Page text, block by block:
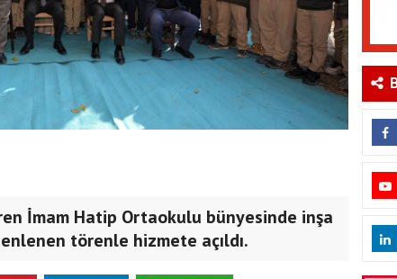
İmam Hatip Ortaokulu bünyesinde inşa
törenle hizmete açıldı.